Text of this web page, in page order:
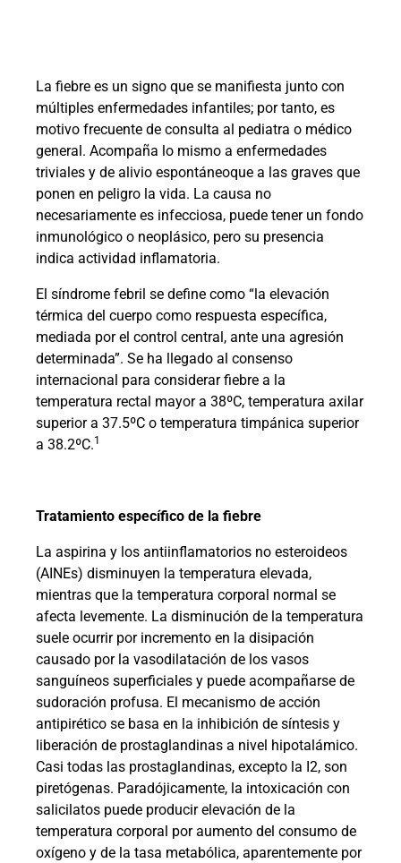
La fiebre es un signo que se manifiesta junto con
múltiples enfermedades infantiles; por tanto, es
motivo frecuente de consulta al pediatra o médico
general. Acompaña lo mismo a enfermedades
triviales y de alivio espontáneoque a las graves que
ponen en peligro la vida. La causa no
necesariamente es infecciosa, puede tener un fondo
inmunológico o neoplásico, pero su presencia
indica actividad inflamatoria.
El síndrome febril se define como “la elevación
térmica del cuerpo como respuesta específica,
mediada por el control central, ante una agresión
determinada”. Se ha llegado al consenso
internacional para considerar fiebre a la
temperatura rectal mayor a 38ºC, temperatura axilar
superior a 37.5ºC o temperatura timpánica superior
a 38.2ºC.1
Tratamiento específico de la fiebre
La aspirina y los antiinflamatorios no esteroideos
(AINEs) disminuyen la temperatura elevada,
mientras que la temperatura corporal normal se
afecta levemente. La disminución de la temperatura
suele ocurrir por incremento en la disipación
causado por la vasodilatación de los vasos
sanguíneos superficiales y puede acompañarse de
sudoración profusa. El mecanismo de acción
antipirético se basa en la inhibición de síntesis y
liberación de prostaglandinas a nivel hipotalámico.
Casi todas las prostaglandinas, excepto la I2, son
piretógenas. Paradójicamente, la intoxicación con
salicilatos puede producir elevación de la
temperatura corporal por aumento del consumo de
oxígeno y de la tasa metabólica, aparentemente por